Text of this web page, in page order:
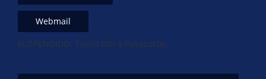
Webmail
SUSPENDIDO: Turno DNI y Pasaporte-